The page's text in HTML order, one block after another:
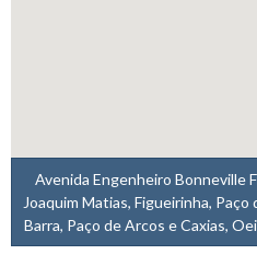
Avenida Engenheiro Bonneville
Joaquim Matias, Figueirinha,
Barra, Paço de Arcos e Caxias,